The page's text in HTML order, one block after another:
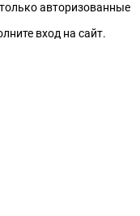
авторизованные
вход на сайт.